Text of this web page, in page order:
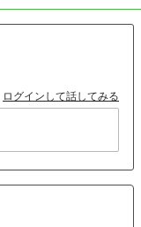
ログインして話してみる